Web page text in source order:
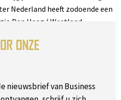
Nederland heeft zodoende een
Den Haag ( Westland,
Hart).
ONZE
nieuwsbrief van Business